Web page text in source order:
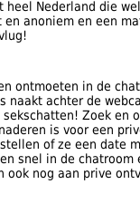
Nederland die
anoniem en een
ontmoeten in de
naakt achter de
Zoek en
is voor een
of ze een date
snel in de chatroom
ook nog aan prive